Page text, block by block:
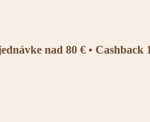
nad 80 € • Cashback